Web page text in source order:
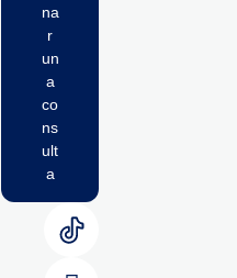
na
r
un
a
co
ns
ult
a